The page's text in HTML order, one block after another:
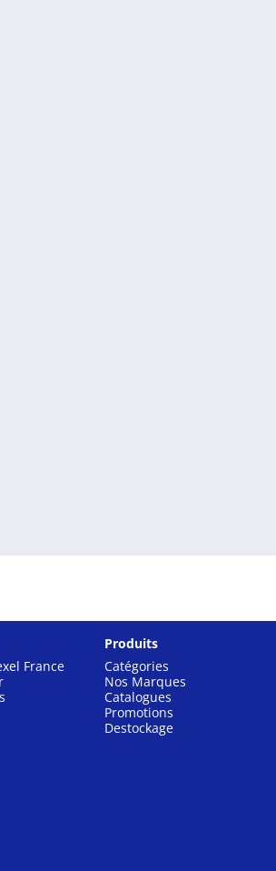
France
Produits
Catégories
Nos Marques
Catalogues
Promotions
Destockage